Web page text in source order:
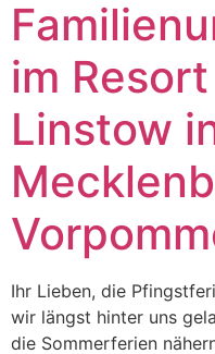
im Resort
Linstow
Ihr Lieben, die
wir längst hinter uns
die Sommerferien